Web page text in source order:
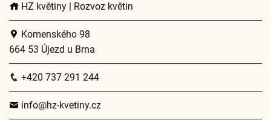
HZ květiny | Rozvoz květin
Komenského 98
664 53 Újezd u Brna
+420 737 291 244
info@hz-kvetiny.cz